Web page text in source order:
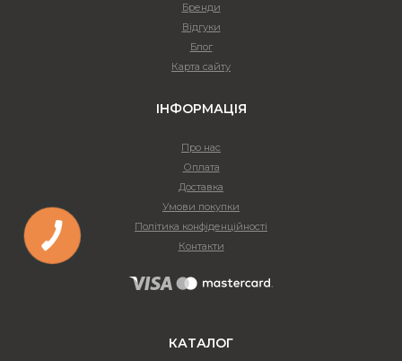
Бренди
Відгуки
Блог
Карта сайту
ІНФОРМАЦІЯ
Про нас
Оплата
Доставка
Умови покупки
Політика конфіденційності
Контакти
КАТАЛОГ